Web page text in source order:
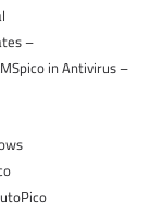
– Disable Microsoft Security Updates.
– Make exceptions to Directory %ProgramFiles%KMSpico in Antivirus.